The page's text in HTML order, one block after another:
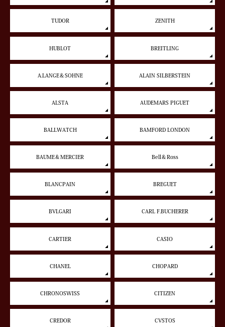
TUDOR ZENITH
HUBLOT BREITLING
A.LANGE＆SOHNE ALAIN SILBERSTEIN
ALSTA AUDEMARS PIGUET
BALLWATCH BAMFORD LONDON
BAUME＆MERCIER Bell＆Ross
BLANCPAIN BREGUET
BVLGARI CARL F.BUCHERER
CARTIER CASIO
CHANEL CHOPARD
CHRONOSWISS CITIZEN
CREDOR CVSTOS